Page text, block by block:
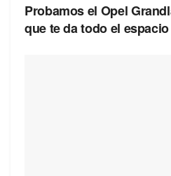
Probamos el Opel
que te da todo el